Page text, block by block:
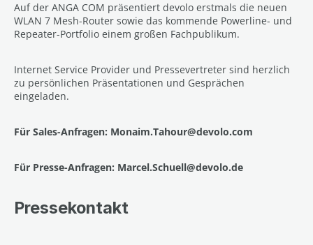
Auf der ANGA COM präsentiert devolo erstmals die neuen
WLAN 7 Mesh-Router sowie das kommende Powerline- und
Repeater-Portfolio einem großen Fachpublikum.
Internet Service Provider und Pressevertreter sind herzlich
zu persönlichen Präsentationen und Gesprächen
eingeladen.
Für Sales-Anfragen: Monaim.Tahour@devolo.com
Für Presse-Anfragen: Marcel.Schuell@devolo.de
Pressekontakt